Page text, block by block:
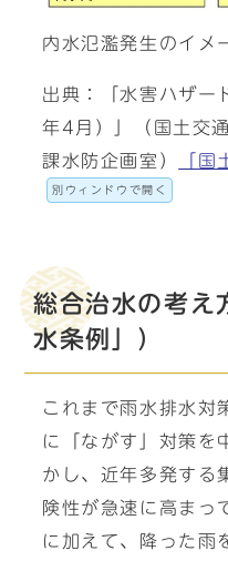
内水氾濫発生のイメ
出典：「水害ハザー
年4月）」（国土交
課水防企画室）
「国
別ウィンドウで開く
総合治水の考え
水条例」）
これまで雨水排水対
に「ながす」対策を
かし、近年多発する
険性が急速に高まっ
に加えて、降った雨